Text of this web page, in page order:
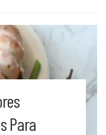
Para